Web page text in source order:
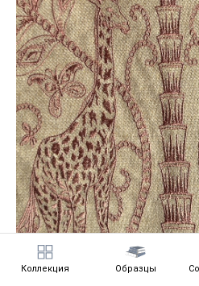
Коллекция Образцы